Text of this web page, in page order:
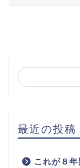
最近の投稿
これが８